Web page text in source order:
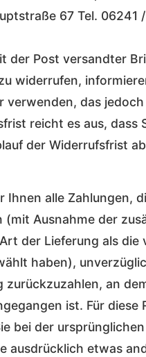
67 Tel. 06241
der Post versandter
widerrufen,
verwenden, das
reicht es aus, dass
der Widerrufsfrist
Ihnen alle Zahlungen,
Ausnahme der
der Lieferung als die
haben),
zurückzuzahlen, an
ist. Für diese
bei der
ausdrücklich etwas